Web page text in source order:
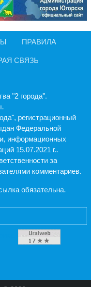
ПРАВИЛА
СВЯЗЬ
"2 города".
регистрационный
Федеральной
информационных
15.07.2021 г..
за
комментариев.
обязательна.